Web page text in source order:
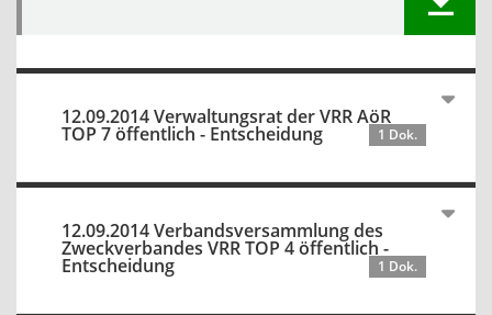
12.09.2014 Verwaltungsrat der VRR AöR
TOP 7 öffentlich - Entscheidung 1 Dok.
12.09.2014 Verbandsversammlung des
Zweckverbandes VRR TOP 4 öffentlich -
Entscheidung 1 Dok.